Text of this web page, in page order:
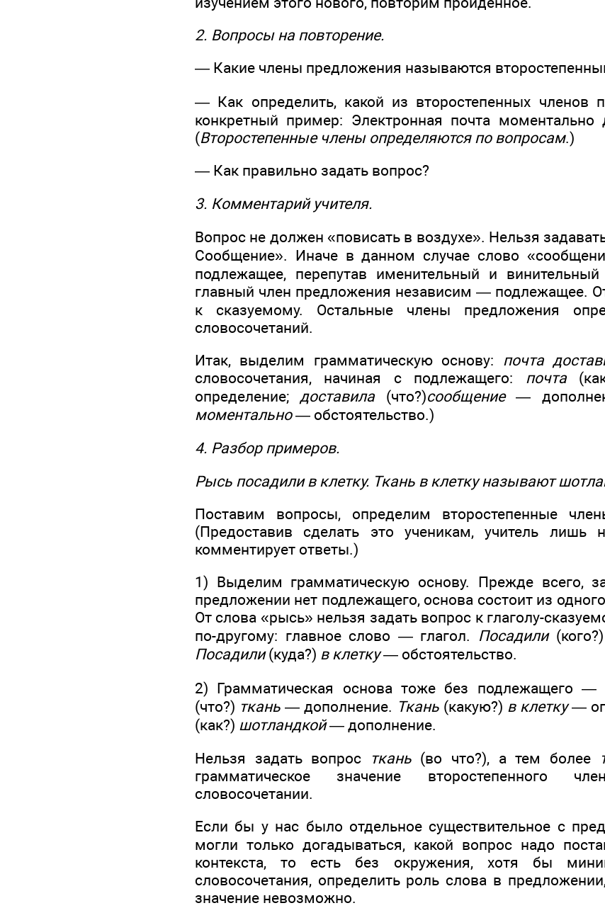
2. Вопросы на повторение.
— Какие члены предложения называются
— Как определить, какой из второстепенных членов
конкретный пример: Электронная почта моментально
(Второстепенные члены определяются по вопросам.)
— Как правильно задать вопрос?
3. Комментарий учителя.
Вопрос не должен «повисать в воздухе». Нельзя
Сообщение». Иначе в данном случае слово
подлежащее, перепутав именительный и
главный член предложения независим — подлежащее.
к сказуемому. Остальные члены предложения
словосочетаний.
Итак, выделим грамматическую основу: почта
словосочетания, начиная с подлежащего: почта
определение;доставила (что?)сообщение—
моментально— обстоятельство.)
4. Разбор примеров.
Рысь посадили в клетку. Ткань в клетку называют
Поставим вопросы, определим второстепенные
(Предоставив сделать это ученикам, учитель лишь
комментирует ответы.)
1) Выделим грамматическую основу. Прежде всего,
предложении нет подлежащего, основа состоит из
От слова «рысь» нельзя задать вопрос к глаголу-
по-другому: главное слово — глагол. Посадили(кого?)
Посадили(куда?) в клетку— обстоятельство.
2) Грамматическая основа тоже без подлежащего —
(что?) ткань — дополнение. Ткань (какую?) в клетку—
(как?) шотландкой— дополнение.
Нельзя задать вопрос
ткань(во что?), а тем более
грамматическое значение второстепенного
словосочетании.
Если бы у нас было отдельное существительное с
могли только догадываться, какой вопрос надо
контекста, то есть без окружения, хотя бы
словосочетания, определить роль слова в
значение невозможно.